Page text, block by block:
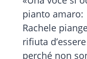
pianto amaro:
Rachele
rifiuta
perché non